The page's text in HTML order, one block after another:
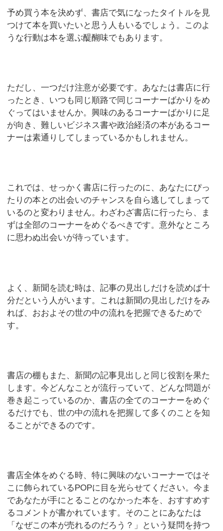
予め買う本を決めず、書店で気になったタイトルを見
つけて本を買いたいと思う人もいるでしょう。このよ
うな行動は本を選ぶ醍醐味でもあります。
ただし、一つだけ注意が必要です。あなたは書店に行
ったとき、いつも同じ順路で同じコーナーばかりをめ
ぐってはいませんか。興味のあるコーナーばかりに足
が向き、難しいビジネス書や政治経済の本があるコー
ナーは素通りしてしまっているかもしれません。
これでは、せっかく書店に行ったのに、あなたにぴっ
たりの本との出会いのチャンスを自ら逃してしまって
いるのと変わりません。わざわざ書店に行ったら、ま
ずは全部のコーナーをめぐるべきです。意外なところ
に思わぬ出会いが待っています。
よく、新聞を読む時は、記事の見出しだけを読めば十
分だという人がいます。これは新聞の見出しだけをみ
れば、おおよその世の中の流れを把握できるためで
す。
書店の棚もまた、新聞の記事見出しと同じ役割を果た
します。今どんなことが流行っていて、どんな問題が
巻き起こっているのか、書店の全てのコーナーをめぐ
るだけでも、世の中の流れを把握して多くのことを知
ることができるのです。
書店全体をめぐる時、特に興味のないコーナーではそ
こに飾られているPOPに目を光らせてください。今ま
であなたが手にとることのなかった本を、おすすめす
るコメントが書かれています。そのことにあなたは
「なぜこの本が売れるのだろう？」という疑問を持つ